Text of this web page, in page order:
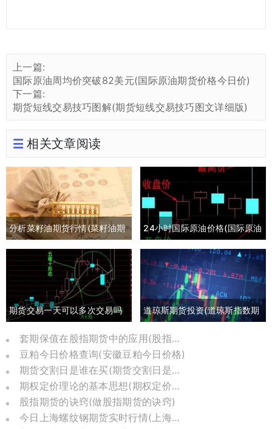
上一篇:
国际原油周均价突破82美元(国际原油期货价格今日价)
下一篇:
期货短线交易技巧图解(期货短线交易技巧图文详细版)
相关文章阅读
分析菜籽油期货行情(菜籽油期
货最新行情分析)
24小时国际原油价格(国际原油
期货24小时实时行情)
期货交易一天可以多次交易吗
(期货一天多次交易手续费多少)
道琼斯期货投资(道琼斯指数期
货实时行情)
套期保值在股指期货中的应用(股指期货套期保值是什么)
豆粕今日价格查询(安徽豆粕今日价格)
期货交割日是谁在买(期货交割日是怎么定下来的)
期权定价理论的基本思想(期权定价公式怎么用)
股指期货的诀窍(做股指期货的诀窍)
今日上海螺纹钢期货实时行情(上海螺纹钢期货交易实时行情)